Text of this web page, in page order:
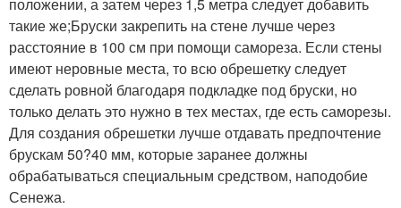
такие же;Бруски закрепить на стене лучше через
расстояние в 100 см при помощи самореза. Если стены
имеют неровные места, то всю обрешетку следует
сделать ровной благодаря подкладке под бруски, но
только делать это нужно в тех местах, где есть саморезы.
Для создания обрешетки лучше отдавать предпочтение
брускам 50?40 мм, которые заранее должны
обрабатываться специальным средством, наподобие
Сенежа.